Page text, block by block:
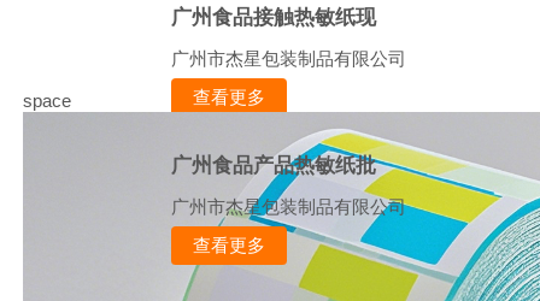
广州食品接触热敏纸现
广州市杰星包装制品有限公司
查看更多
space
广州食品产品热敏纸批
广州市杰星包装制品有限公司
查看更多